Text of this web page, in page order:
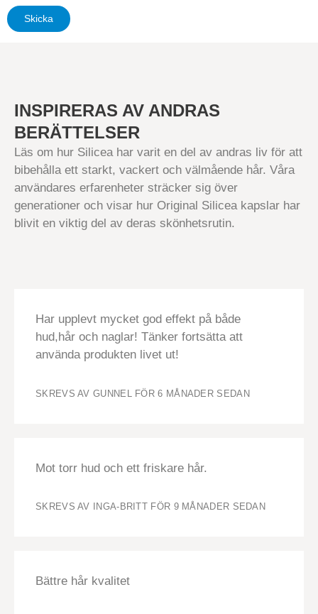
Skicka
INSPIRERAS AV ANDRAS
BERÄTTELSER
Läs om hur Silicea har varit en del av andras liv för att
bibehålla ett starkt, vackert och välmående hår. Våra
användares erfarenheter sträcker sig över
generationer och visar hur Original Silicea kapslar har
blivit en viktig del av deras skönhetsrutin.
Har upplevt mycket god effekt på både
hud,hår och naglar! Tänker fortsätta att
använda produkten livet ut!
SKREVS AV GUNNEL FÖR 6 MÅNADER SEDAN
Mot torr hud och ett friskare hår.
SKREVS AV INGA-BRITT FÖR 9 MÅNADER SEDAN
Bättre hår kvalitet